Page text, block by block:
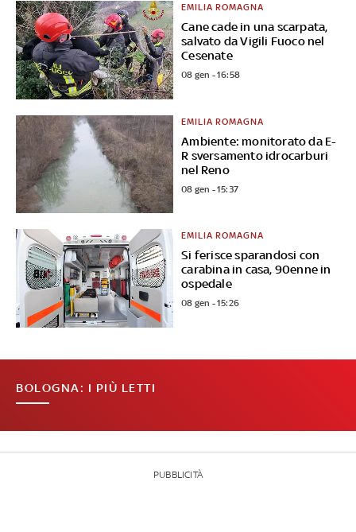
Cane cade in una scarpata,
salvato da Vigili Fuoco nel
Cesenate
EMILIA ROMAGNA
08 gen - 16:58
Ambiente: monitorato da E-
R sversamento idrocarburi
nel Reno
EMILIA ROMAGNA
08 gen - 15:37
Si ferisce sparandosi con
carabina in casa, 90enne in
ospedale
EMILIA ROMAGNA
08 gen - 15:26
BOLOGNA: I PIÙ LETTI
PUBBLICITÀ